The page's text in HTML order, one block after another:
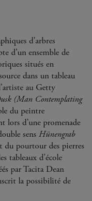
d’arbres
d’un ensemble de
situés en
dans un tableau
au Getty
(Man Contemplating
du peintre
lors d’une promenade
sens Hünengrab
du pourtour des pierres
tableaux d’école
par Tacita Dean
la possibilité de